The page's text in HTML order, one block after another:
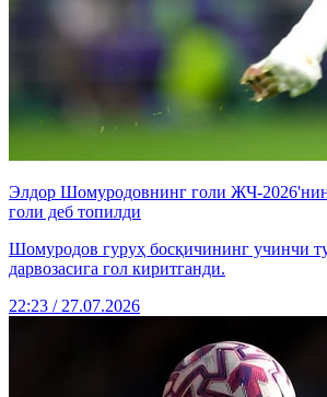
Элдор Шомуродовнинг голи ЖЧ-
голи деб топилди
Шомуродов гуруҳ босқичининг учинчи
дарвозасига гол киритганди.
22:23 / 27.07.2026